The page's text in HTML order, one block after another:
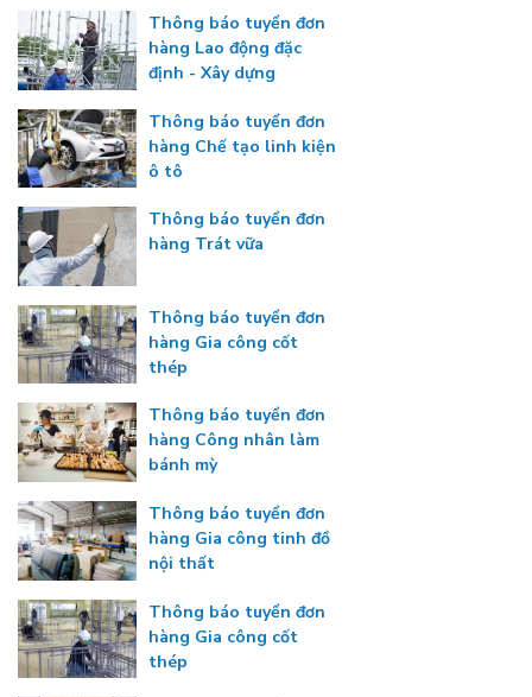
Thông báo tuyển đơn
hàng Lao động đặc
định - Xây dựng
Thông báo tuyển đơn
hàng Chế tạo linh kiện
ô tô
Thông báo tuyển đơn
hàng Trát vữa
Thông báo tuyển đơn
hàng Gia công cốt
thép
Thông báo tuyển đơn
hàng Công nhân làm
bánh mỳ
Thông báo tuyển đơn
hàng Gia công tinh đồ
nội thất
Thông báo tuyển đơn
hàng Gia công cốt
thép